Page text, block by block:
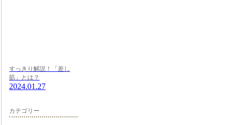
すっきり解説！「差し
筋」とは？
2024.01.27
カテゴリー